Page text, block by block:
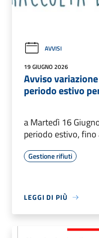
AVVISI
19 GIUGNO 2026
Avviso
periodo estivo
a Martedì 16
periodo estivo,
Gestione rifiuti
LEGGI DI PIÙ